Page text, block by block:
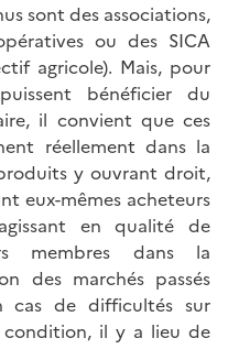
sont des associations,
ou des SICA
agricole). Mais, pour
bénéficier du
il convient que ces
réellement dans la
y ouvrant droit,
eux-mêmes acheteurs
en qualité de
membres dans la
des marchés passés
cas de difficultés sur
il y a lieu de